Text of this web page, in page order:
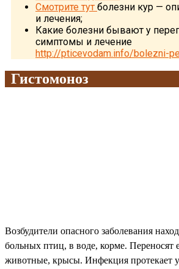
Смотрите тут болезни кур —
и лечения;
Какие болезни бывают у
симптомы и лечение
http://pticevodam.info/bolezni-
Гистомоноз
Возбудители опасного заболевания
больных птиц, в воде, корме. Переносят
животные, крысы. Инфекция протекает